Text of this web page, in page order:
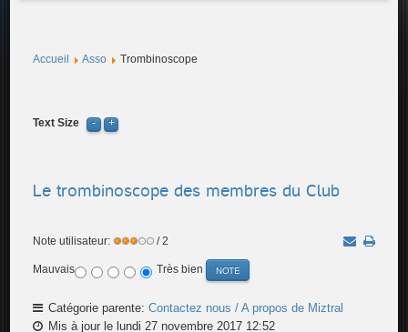
Accueil Asso Trombinoscope
Text Size
Le trombinoscope des membres du Club
Note utilisateur: / 2
Mauvais Très bien
Catégorie parente:Contactez nous / A propos de Miztral
Mis à jour le lundi 27 novembre 2017 12:52